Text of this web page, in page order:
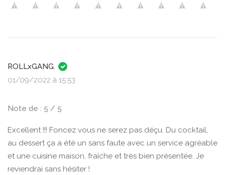
ROLLxGANG.
01/09/2022 à 15:53
Note de : 5 / 5
Excellent !!! Foncez vous ne serez pas déçu. Du cocktail,
au dessert ça a été un sans faute avec un service agréable
et une cuisine maison, fraîche et très bien présentée. Je
reviendrai sans hésiter !